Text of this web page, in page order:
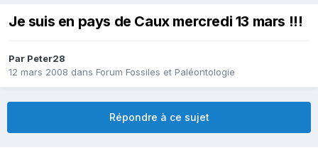
Je suis en pays de Caux mercredi 13 mars !!!
Par Peter28
12 mars 2008 dans Forum Fossiles et Paléontologie
Répondre à ce sujet